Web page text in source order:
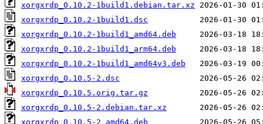
xorgxrdp_0.10.2-1build1.debian.tar.xz
xorgxrdp_0.10.2-1build1.dsc
xorgxrdp_0.10.2-1build1_amd64.deb
xorgxrdp_0.10.2-1build1_arm64.deb
xorgxrdp_0.10.2-1build1_amd64v3.deb
xorgxrdp_0.10.5-2.dsc
xorgxrdp_0.10.5.orig.tar.gz
xorgxrdp_0.10.5-2.debian.tar.xz
xorgxrdp_0.10.5-2_amd64.deb